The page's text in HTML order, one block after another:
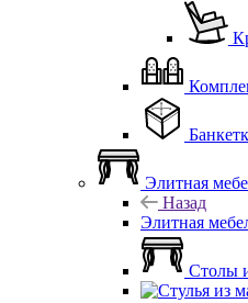
Элитная
Назад
Элитная
Столы